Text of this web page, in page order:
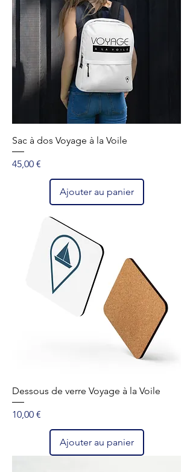
Sac à dos Voyage à la Voile
Prix
45,00 €
Ajouter au panier
Dessous de verre Voyage à la Voile
Prix
10,00 €
Ajouter au panier